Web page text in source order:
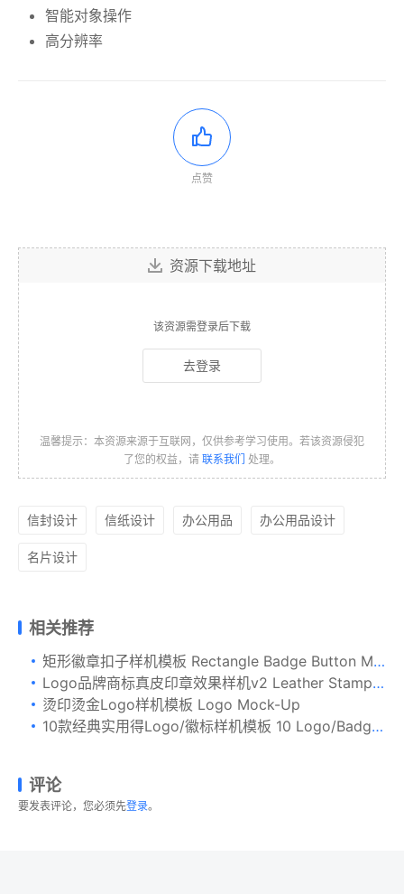
智能对象操作
高分辨率
点赞
资源下载地址
该资源需登录后下载
去登录
温馨提示：本资源来源于互联网，仅供参考学习使用。若该资源侵犯
了您的权益，请 联系我们 处理。
信封设计 信纸设计 办公用品 办公用品设计
名片设计
相关推荐
矩形徽章扣子样机模板 Rectangle Badge Button Mockup
Logo品牌商标真皮印章效果样机v2 Leather Stamp Mockup Vol.2
烫印烫金Logo样机模板 Logo Mock-Up
10款经典实用得Logo/徽标样机模板 10 Logo/Badge Mock-Ups Vol.1
评论
要发表评论，您必须先登录。